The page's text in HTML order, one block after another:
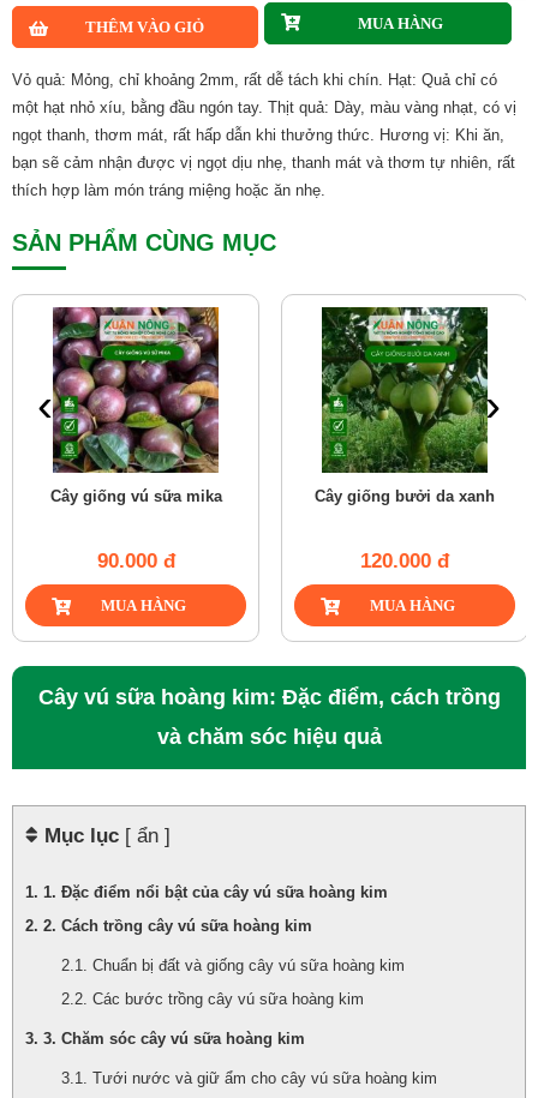
Vỏ quả: Mỏng, chỉ khoảng 2mm, rất dễ tách khi chín. Hạt: Quả chỉ có
một hạt nhỏ xíu, bằng đầu ngón tay. Thịt quả: Dày, màu vàng nhạt, có vị
ngọt thanh, thơm mát, rất hấp dẫn khi thưởng thức. Hương vị: Khi ăn,
bạn sẽ cảm nhận được vị ngọt dịu nhẹ, thanh mát và thơm tự nhiên, rất
thích hợp làm món tráng miệng hoặc ăn nhẹ.
SẢN PHẨM CÙNG MỤC
Cây giống vú sữa mika
90.000 đ
Cây giống bưởi da xanh
120.000 đ
‹ ›
Cây vú sữa hoàng kim: Đặc điểm, cách trồng
và chăm sóc hiệu quả
Mục lục [ ẩn ]
1. Đặc điểm nổi bật của cây vú sữa hoàng kim
2. Cách trồng cây vú sữa hoàng kim
Chuẩn bị đất và giống cây vú sữa hoàng kim
Các bước trồng cây vú sữa hoàng kim
3. Chăm sóc cây vú sữa hoàng kim
Tưới nước và giữ ẩm cho cây vú sữa hoàng kim